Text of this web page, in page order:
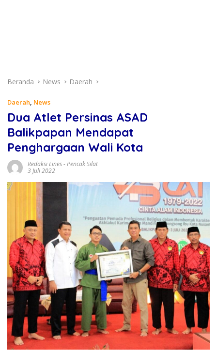
Beranda News Daerah
Daerah, News
Dua Atlet Persinas ASAD
Balikpapan Mendapat
Penghargaan Wali Kota
Redaksi Lines-Pencak Silat
3 Juli 2022